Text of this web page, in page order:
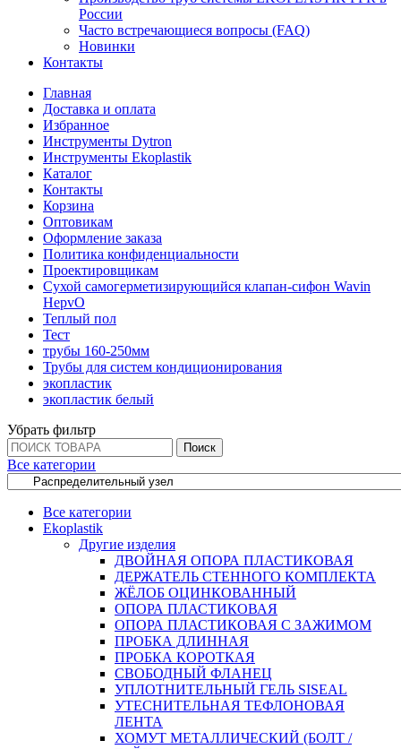
России
Часто встречающиеся вопросы (FAQ)
Новинки
Контакты
Главная
Доставка и оплата
Избранное
Инструменты Dytron
Инструменты Ekoplastik
Каталог
Контакты
Корзина
Оптовикам
Оформление заказа
Политика конфиденциальности
Проектировщикам
Сухой самогерметизирующийся клапан-сифон Wavin
HepvO
Теплый пол
Тест
трубы 160-250мм
Трубы для систем кондиционирования
экопластик
экопластик белый
Убрать фильтр
Поиск
Все категории
Все категории
Ekoplastik
Другие изделия
ДВОЙНАЯ ОПОРА ПЛАСТИКОВАЯ
ДЕРЖАТЕЛЬ СТЕННОГО КОМПЛЕКТА
ЖЁЛОБ ОЦИНКОВАННЫЙ
ОПОРА ПЛАСТИКОВАЯ
ОПОРА ПЛАСТИКОВАЯ С ЗАЖИМОМ
ПРОБКА ДЛИННАЯ
ПРОБКА КОРОТКАЯ
СВОБОДНЫЙ ФЛАНЕЦ
УПЛОТНИТЕЛЬНЫЙ ГЕЛЬ SISEAL
УТЕСНИТЕЛЬНАЯ ТЕФЛОНОВАЯ
ЛЕНТА
ХОМУТ МЕТАЛЛИЧЕСКИЙ (БОЛТ /